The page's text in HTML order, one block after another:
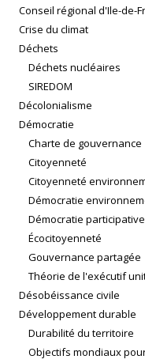
Conseil régional d'Ile-de-
Crise du climat
Déchets
Déchets nucléaires
SIREDOM
Décolonialisme
Démocratie
Charte de gouvernance
Citoyenneté
Citoyenneté
Démocratie
Démocratie participative
Écocitoyenneté
Gouvernance partagée
Théorie de l'exécutif
Désobéissance civile
Développement durable
Durabilité du territoire
Objectifs mondiaux